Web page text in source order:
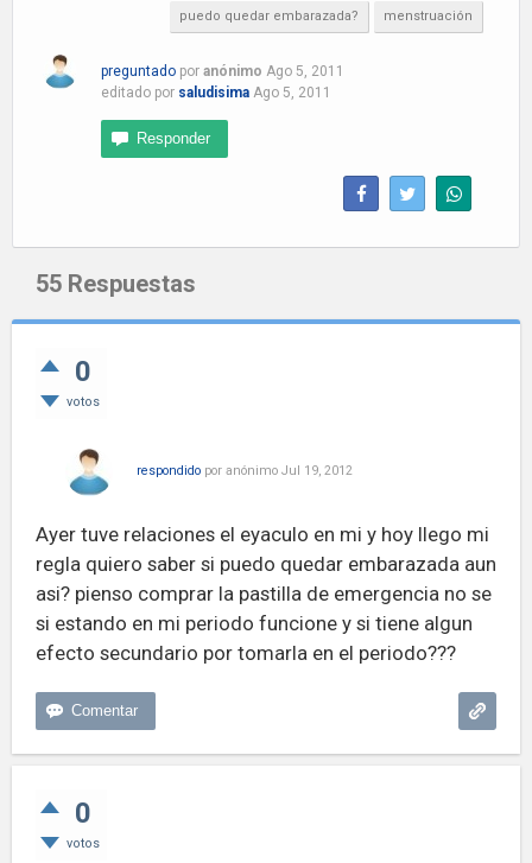
puedo quedar embarazada? menstruación
preguntado por anónimo Ago 5, 2011
editado por saludisima Ago 5, 2011
55 Respuestas
0
votos
respondido por anónimo Jul 19, 2012
Ayer tuve relaciones el eyaculo en mi y hoy llego mi
regla quiero saber si puedo quedar embarazada aun
asi? pienso comprar la pastilla de emergencia no se
si estando en mi periodo funcione y si tiene algun
efecto secundario por tomarla en el periodo???
0
votos